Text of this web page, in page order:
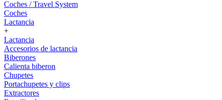
Coches / Travel System
Coches
Lactancia
+
Lactancia
Accesorios de lactancia
Biberones
Calienta biberon
Chupetes
Portachupetes y clips
Extractores